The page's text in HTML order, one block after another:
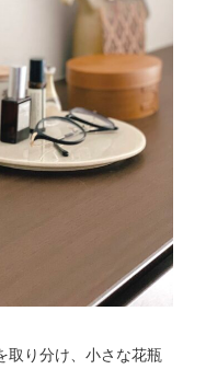
取り分け、小さな花瓶